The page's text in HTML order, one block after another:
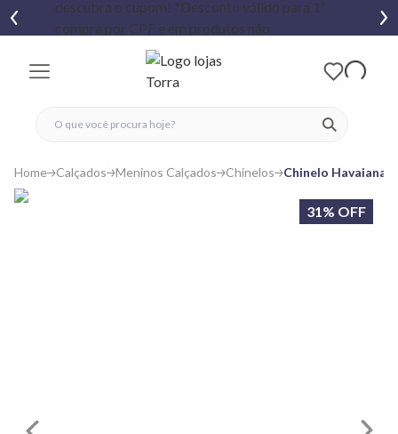
ver
fechar menu
fechar menu
favoritos
Home Calçados Meninos Calçados Chinelos Chinelo
31% OFF